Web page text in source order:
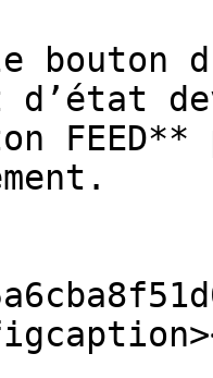
bouton
d’état